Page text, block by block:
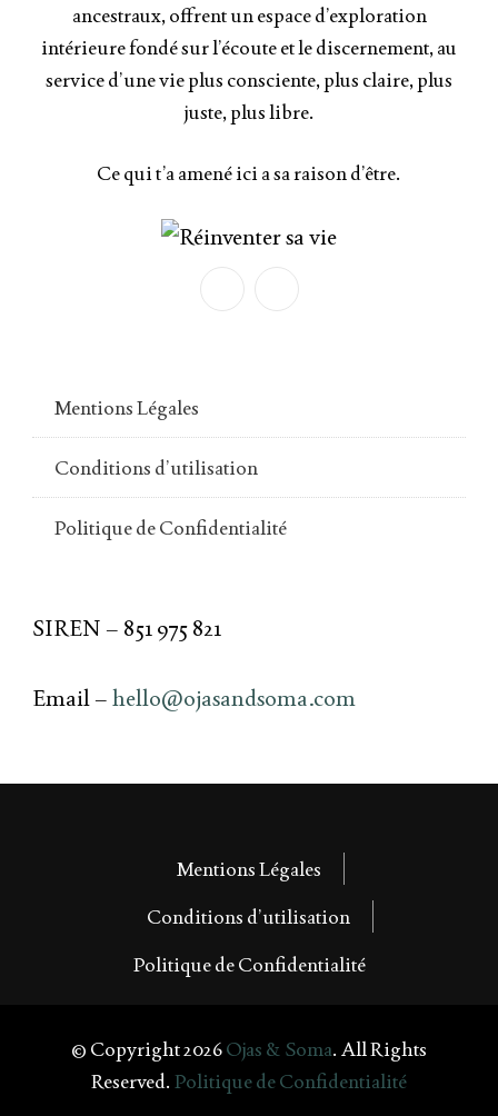
ancestraux, offrent un espace d’exploration
intérieure fondé sur l’écoute et le discernement, au
service d’une vie plus consciente, plus claire, plus
juste, plus libre.
Ce qui t’a amené ici a sa raison d’être.
Mentions Légales
Conditions d’utilisation
Politique de Confidentialité
SIREN – 851 975 821
Email –hello@ojasandsoma.com
Mentions Légales
Conditions d’utilisation
Politique de Confidentialité
© Copyright 2026Ojas & Soma. All Rights
Reserved. Politique de Confidentialité